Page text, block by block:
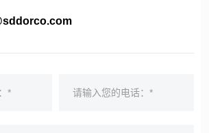
* 请输入您的电话：*